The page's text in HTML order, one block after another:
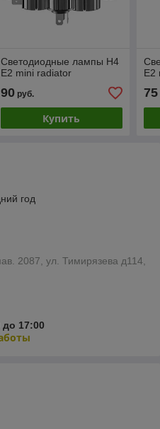
Светодиодные лампы H4
E2 mini radiator
90руб.
Купить
E2
75
год
2087, ул. Тимирязева д114,
до 17:00